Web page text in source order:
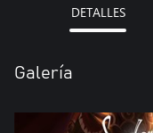
DETALLES
Galería